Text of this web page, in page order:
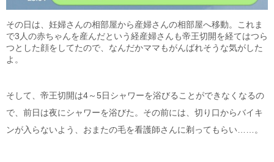
その日は、妊婦さんの相部屋から産婦さんの相部屋へ移動。これま
で3人の赤ちゃんを産んだという経産婦さんも帝王切開を経てはつら
つとした顔をしてたので、なんだかママもがんばれそうな気がした
よ。
そして、帝王切開は4～5日シャワーを浴びることができなくなるの
で、前日は夜にシャワーを浴びた。その前には、切り口からバイキ
ンが入らないよう、おまたの毛を看護師さんに剃ってもらい……。